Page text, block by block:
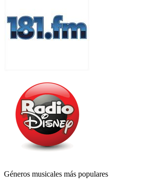
Géneros musicales más populares